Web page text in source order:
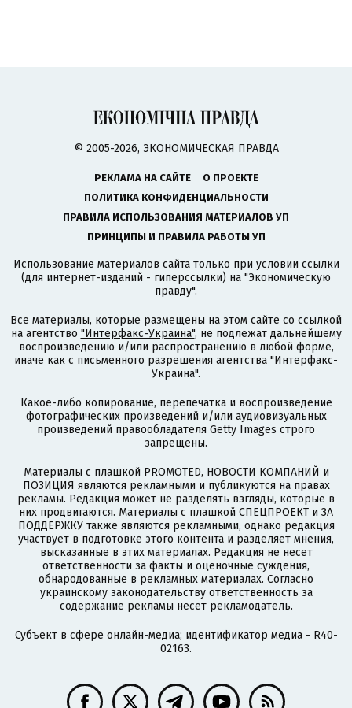
© 2005-2026, ЭКОНОМИЧЕСКАЯ ПРАВДА
РЕКЛАМА НА САЙТЕ
О ПРОЕКТЕ
ПОЛИТИКА КОНФИДЕНЦИАЛЬНОСТИ
ПРАВИЛА ИСПОЛЬЗОВАНИЯ МАТЕРИАЛОВ УП
ПРИНЦИПЫ И ПРАВИЛА РАБОТЫ УП
Использование материалов сайта только при условии ссылки
(для интернет-изданий - гиперссылки) на "Экономическую
правду".
Все материалы, которые размещены на этом сайте со ссылкой
на агентство "Интерфакс-Украина", не подлежат дальнейшему
воспроизведению и/или распространению в любой форме,
иначе как с письменного разрешения агентства "Интерфакс-
Украина".
Какое-либо копирование, перепечатка и воспроизведение
фотографических произведений и/или аудиовизуальных
произведений правообладателя Getty Images строго
запрещены.
Материалы с плашкой PROMOTED, НОВОСТИ КОМПАНИЙ и
ПОЗИЦИЯ являются рекламными и публикуются на правах
рекламы. Редакция может не разделять взгляды, которые в
них продвигаются. Материалы с плашкой СПЕЦПРОЕКТ и ЗА
ПОДДЕРЖКУ также являются рекламными, однако редакция
участвует в подготовке этого контента и разделяет мнения,
высказанные в этих материалах. Редакция не несет
ответственности за факты и оценочные суждения,
обнародованные в рекламных материалах. Согласно
украинскому законодательству ответственность за
содержание рекламы несет рекламодатель.
Субъект в сфере онлайн-медиа; идентификатор медиа - R40-
02163.